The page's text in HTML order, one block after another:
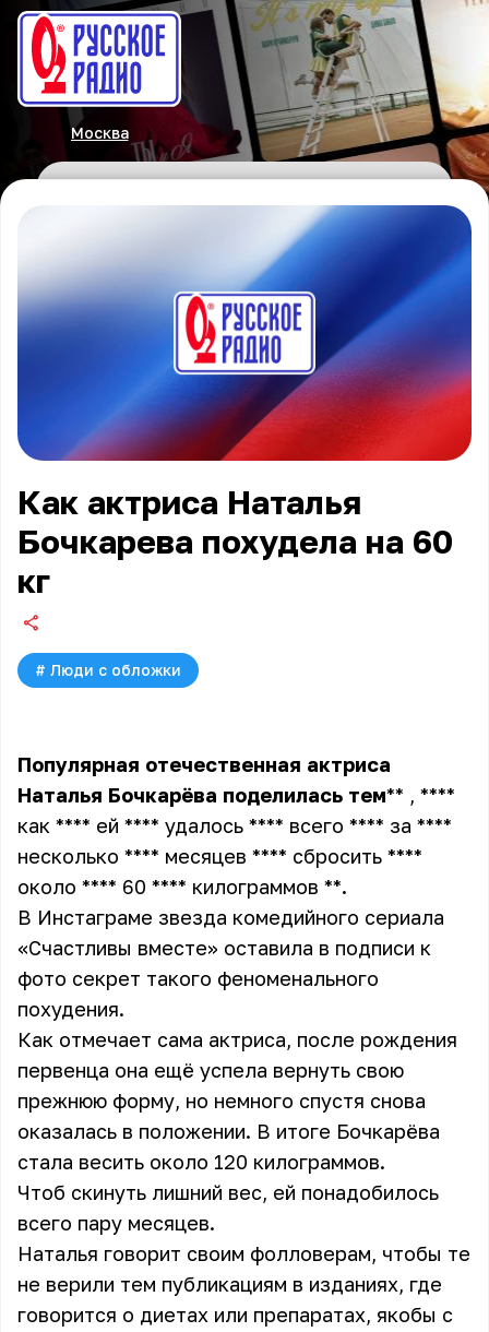
Москва
Как актриса Наталья
Бочкарева похудела на 60
кг
# Люди с обложки
Популярная отечественная актриса
Наталья Бочкарёва поделилась тем** , ****
как **** ей **** удалось **** всего **** за ****
несколько **** месяцев **** сбросить ****
около **** 60 **** килограммов **.
В Инстаграме звезда комедийного сериала
«Счастливы вместе» оставила в подписи к
фото секрет такого феноменального
похудения.
Как отмечает сама актриса, после рождения
первенца она ещё успела вернуть свою
прежнюю форму, но немного спустя снова
оказалась в положении. В итоге Бочкарёва
стала весить около 120 килограммов.
Чтоб скинуть лишний вес, ей понадобилось
всего пару месяцев.
Наталья говорит своим фолловерам, чтобы те
не верили тем публикациям в изданиях, где
говорится о диетах или препаратах, якобы с